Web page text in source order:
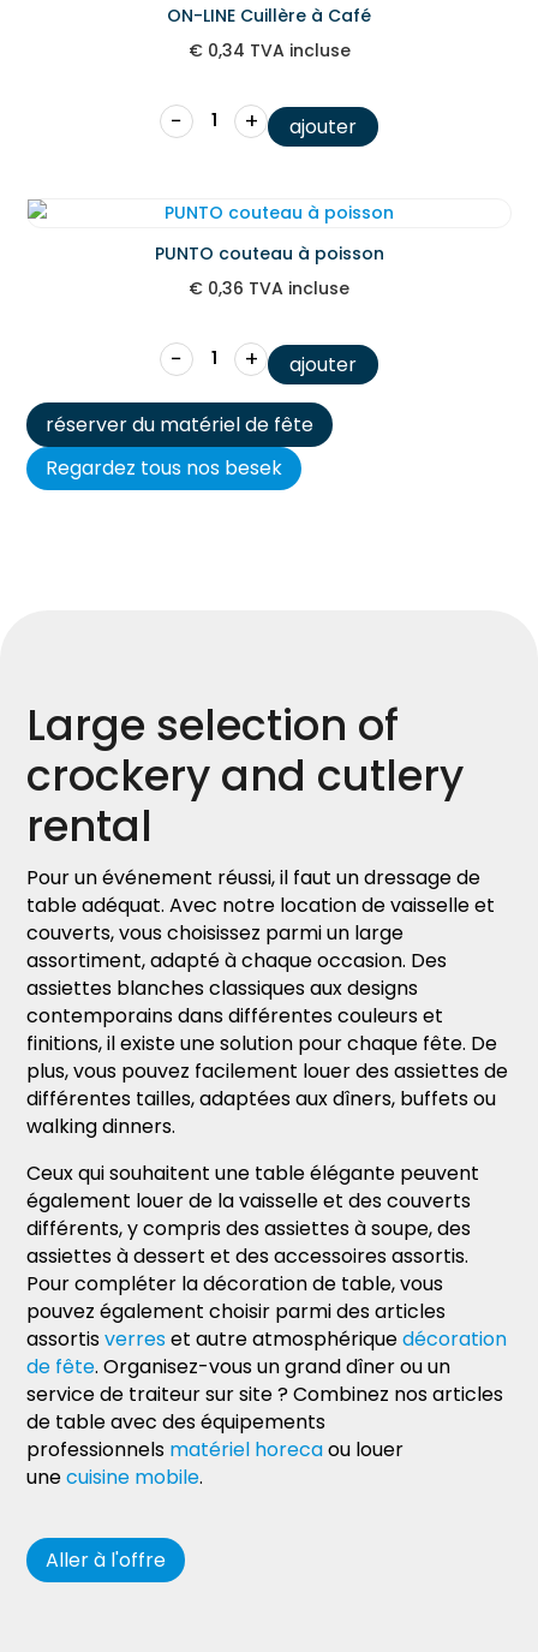
ON-LINE Cuillère à Café
€0,34 TVA incluse
− + ajouter
PUNTO couteau à poisson
€ 0,36 TVA incluse
− + ajouter
réserver du matériel de fête
Regardez tous nos besek
Large selection of
crockery and cutlery
rental
Pour un événement réussi, il faut un dressage de
table adéquat. Avec notre location de vaisselle et
couverts, vous choisissez parmi un large
assortiment, adapté à chaque occasion. Des
assiettes blanches classiques aux designs
contemporains dans différentes couleurs et
finitions, il existe une solution pour chaque fête. De
plus, vous pouvez facilement louer des assiettes de
différentes tailles, adaptées aux dîners, buffets ou
walking dinners.
Ceux qui souhaitent une table élégante peuvent
également louer de la vaisselle et des couverts
différents, y compris des assiettes à soupe, des
assiettes à dessert et des accessoires assortis.
Pour compléter la décoration de table, vous
pouvez également choisir parmi des articles
assortisverreset autre atmosphériquedécoration
de fête. Organisez-vous un grand dîner ou un
service de traiteur sur site ? Combinez nos articles
de table avec des équipements
professionnels matériel horecaou louer
unecuisine mobile.
Aller à l'offre